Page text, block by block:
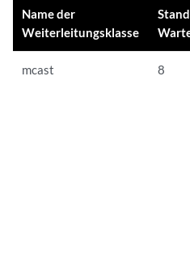
Name der
Weiterleitungsklasse
mcast 8